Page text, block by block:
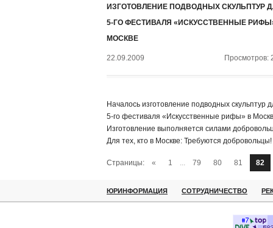
ИЗГОТОВЛЕНИЕ ПОДВОДНЫХ СКУЛЬПТУР
5-ГО ФЕСТИВАЛЯ «ИСКУССТВЕННЫЕ
МОСКВЕ
22.09.2009 Просмотров:
Началось изготовление подводных скульптур
5-го фестиваля «Искусственные рифы» в
Изготовление выполняется силами
Для тех, кто в Москве: Требуются
Страницы: « 1 ... 79 80 81 82
ЮРИНФОРМАЦИЯ СОТРУДНИЧЕСТВО